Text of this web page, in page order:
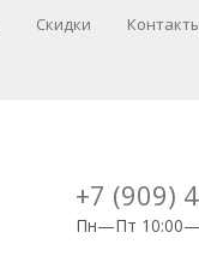
Скидки
+7 (909)
Пн—Пт